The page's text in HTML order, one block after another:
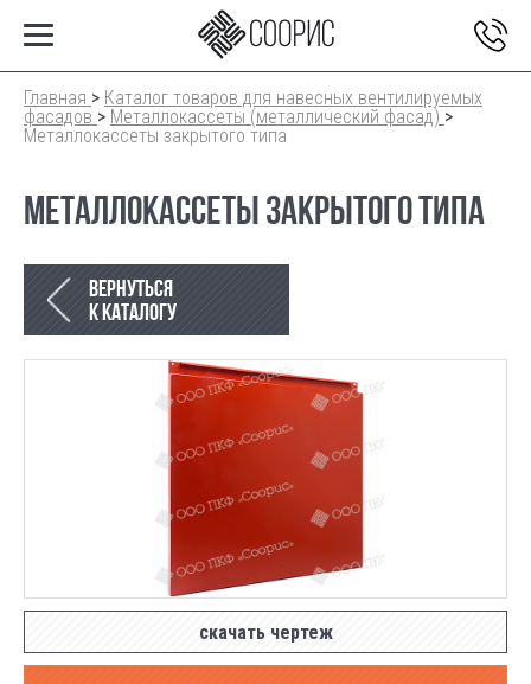
Главная > Каталог товаров для навесных вентилируемых
фасадов > Металлокассеты (металлический фасад) >
Металлокассеты закрытого типа
МЕТАЛЛОКАССЕТЫ ЗАКРЫТОГО ТИПА
Вернуться
к каталогу
скачать чертеж